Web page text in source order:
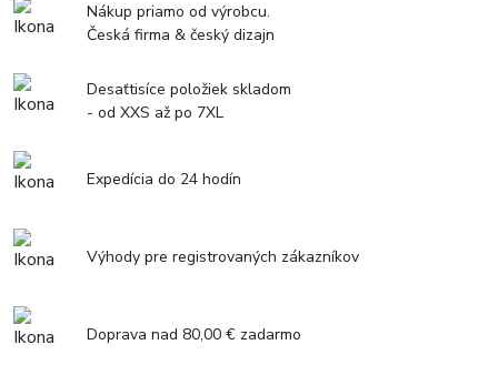
Nákup priamo od výrobcu.
Česká firma & český dizajn
Desaťtisíce položiek skladom
- od XXS až po 7XL
Expedícia do 24 hodín
Výhody pre registrovaných zákazníkov
Doprava nad 80,00 € zadarmo